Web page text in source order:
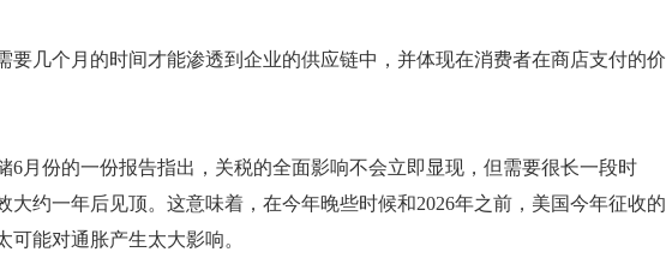
几个月的时间才能渗透到企业的供应链中，并体现在消费者在商店支付的价
份的一份报告指出，关税的全面影响不会立即显现，但需要很长一段时
大约一年后见顶。这意味着，在今年晚些时候和2026年之前，美国今年征收的
可能对通胀产生太大影响。